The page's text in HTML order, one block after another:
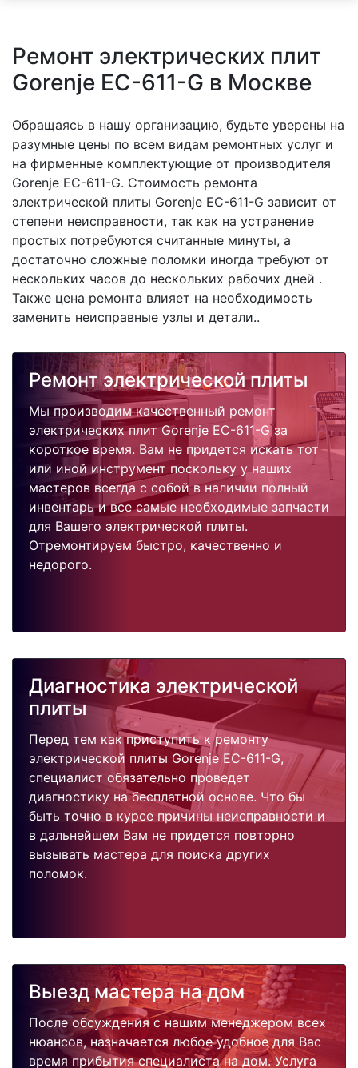
Ремонт электрических плит
Gorenje EC-611-G в Москве
Обращаясь в нашу организацию, будьте уверены на
разумные цены по всем видам ремонтных услуг и
на фирменные комплектующие от производителя
Gorenje EC-611-G. Стоимость ремонта
электрической плиты Gorenje EC-611-G зависит от
степени неисправности, так как на устранение
простых потребуются считанные минуты, а
достаточно сложные поломки иногда требуют от
нескольких часов до нескольких рабочих дней .
Также цена ремонта влияет на необходимость
заменить неисправные узлы и детали..
Ремонт электрической плиты
Мы производим качественный ремонт
электрических плит Gorenje EC-611-G за
короткое время. Вам не придется искать тот
или иной инструмент поскольку у наших
мастеров всегда с собой в наличии полный
инвентарь и все самые необходимые запчасти
для Вашего электрической плиты.
Отремонтируем быстро, качественно и
недорого.
Диагностика электрической
плиты
Перед тем как приступить к ремонту
электрической плиты Gorenje EC-611-G,
специалист обязательно проведет
диагностику на бесплатной основе. Что бы
быть точно в курсе причины неисправности и
в дальнейшем Вам не придется повторно
вызывать мастера для поиска других
поломок.
Выезд мастера на дом
После обсуждения с нашим менеджером всех
нюансов, назначается любое удобное для Вас
время прибытия специалиста на дом. Услуга